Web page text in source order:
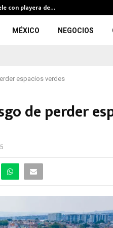
con playera de…
MÉXICO NEGOCIOS
espacios verdes
de perder